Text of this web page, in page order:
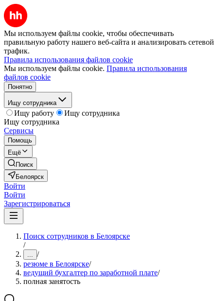
Мы используем файлы cookie, чтобы обеспечивать
правильную работу нашего веб-сайта и анализировать сетевой
трафик.
Правила использования файлов cookie
Мы используем файлы cookie. Правила использования
файлов cookie
Понятно
Ищу сотрудника
Ищу работу
Ищу сотрудника
Ищу сотрудника
Сервисы
Помощь
Ещё
Поиск
Белоярск
Войти
Войти
Зарегистрироваться
Поиск сотрудников в Белоярске
/
... /
резюме в Белоярске/
ведущий бухгалтер по заработной плате/
полная занятость